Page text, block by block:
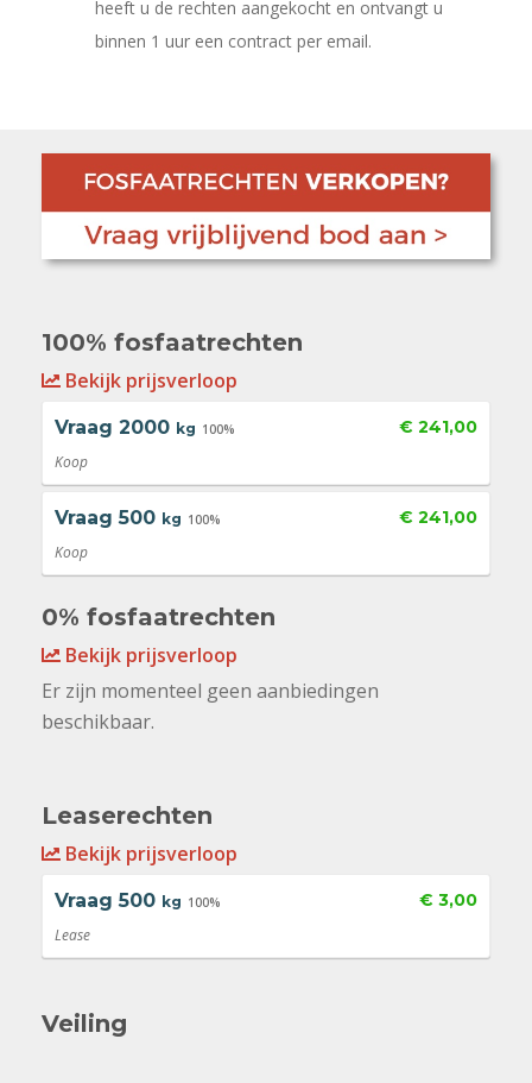
heeft u de rechten aangekocht en ontvangt u
binnen 1 uur een contract per email.
100% fosfaatrechten
Bekijk prijsverloop
Vraag 2000 kg 100% € 241,00
Koop
Vraag 500 kg 100% € 241,00
Koop
0% fosfaatrechten
Bekijk prijsverloop
Er zijn momenteel geen aanbiedingen
beschikbaar.
Leaserechten
Bekijk prijsverloop
Vraag 500 kg 100% € 3,00
Lease
Veiling